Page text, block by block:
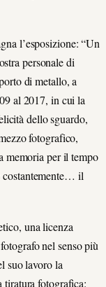
l’esposizione: “Un
personale di
di metallo, a
al 2017, in cui la
dello sguardo,
fotografico,
memoria per il tempo
costantemente… il
una licenza
nel senso più
suo lavoro la
tiratura fotografica: